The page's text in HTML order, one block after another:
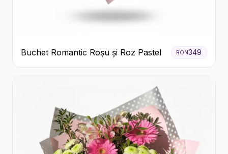
Buchet Romantic Roșu și Roz Pastel RON349